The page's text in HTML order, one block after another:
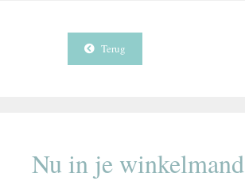
Terug
Nu in je winkelmand